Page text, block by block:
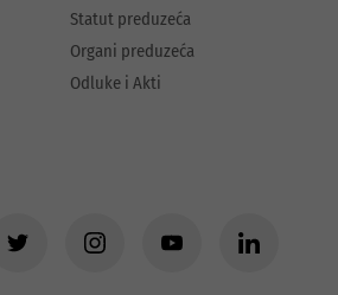
Statut preduzeća
Organi preduzeća
Odluke i Akti